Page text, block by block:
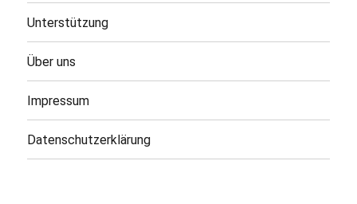
Unterstützung
Über uns
Impressum
Datenschutzerklärung